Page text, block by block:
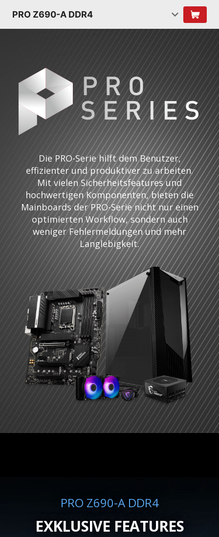
PRO Z690-A DDR4
Die PRO-Serie hilft dem Benutzer,
effizienter und produktiver zu arbeiten.
Mit vielen Sicherheitsfeatures und
hochwertigen Komponenten, bieten die
Mainboards der PRO-Serie nicht nur einen
optimierten Workflow, sondern auch
weniger Fehlermeldungen und mehr
Langlebigkeit.
PRO Z690-A DDR4
EXKLUSIVE FEATURES